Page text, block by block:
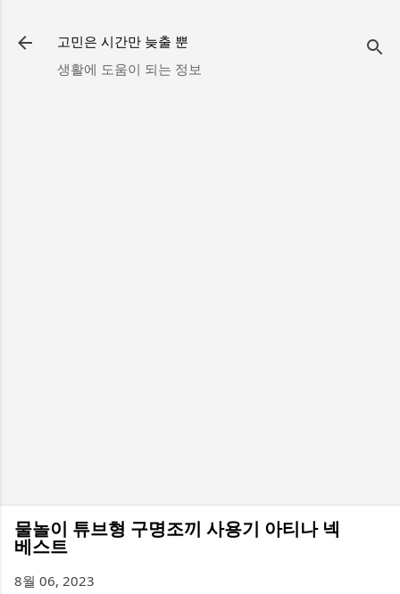
고민은 시간만 늦출 뿐
생활에 도움이 되는 정보
물놀이 튜브형 구명조끼 사용기 아티나 넥
베스트
8월 06, 2023